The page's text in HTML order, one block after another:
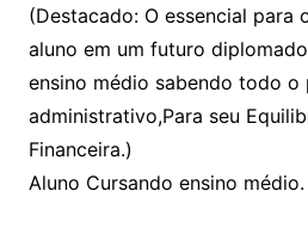
(Destacado: O essencial para
aluno em um futuro
ensino médio sabendo todo o
administrativo,Para seu
Financeira.)
Aluno Cursando ensino